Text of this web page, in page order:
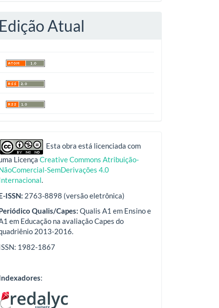
Edição Atual
indexadoresEsta obra está licenciada com
Licença Creative Commons Atribuição-
SemDerivações 4.0
.
ISSN: 2763-8898 (versão eletrônica)
Qualis/Capes: Qualis A1 em Ensino e
em Educação na avaliação Capes do
2013-2016.
1982-1867
: